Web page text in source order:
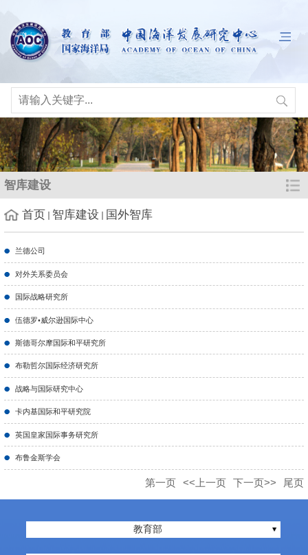
智库建设
首页 智库建设 国外智库
兰德公司
对外关系委员会
国际战略研究所
伍德罗•威尔逊国际中心
斯德哥尔摩国际和平研究所
布勒哲尔国际经济研究所
战略与国际研究中心
卡内基国际和平研究院
英国皇家国际事务研究所
布鲁金斯学会
第一页 <<上一页 下一页>> 尾页
教育部